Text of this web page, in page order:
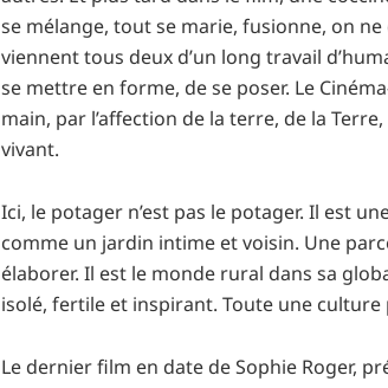
se mélange, tout se marie, fusionne, on
viennent tous deux d’un long travail
se mettre en forme, de se poser. Le
main, par l’affection de la terre, de la
vivant.
Ici, le potager n’est pas le potager. Il est
comme un jardin intime et voisin. Une
élaborer. Il est le monde rural dans sa
isolé, fertile et inspirant. Toute une
Le dernier film en date de Sophie Roger,